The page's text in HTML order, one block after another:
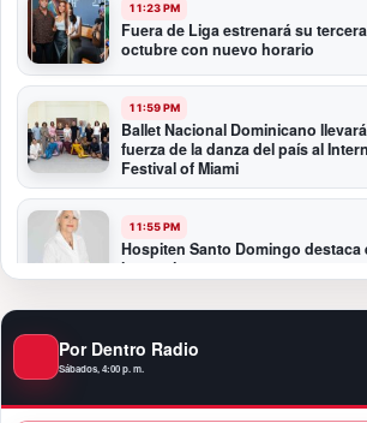
11:23 PM
Fuera de Liga estrenará su
octubre con nuevo horario
11:59 PM
Ballet Nacional Dominicano
fuerza de la danza del país al
Festival of Miami
11:55 PM
Hospiten Santo Domingo destaca
lactancia materna
Banreservas recibe nuevamente la
calificación crediticia AAA.do de
Por Dentro Radio
Sábados, 4:00 p. m.